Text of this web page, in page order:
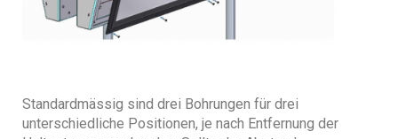
Standardmässig sind drei Bohrungen für drei
unterschiedliche Positionen, je nach Entfernung der